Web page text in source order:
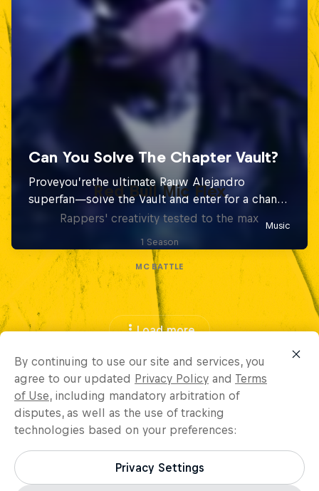
Red Bull Mic Flex
Rappers' creativity tested to the max
1 Season
MC BATTLE
Load more
By continuing to use our site and services, you
agree to our updated Privacy Policy and Terms
of Use, including mandatory arbitration of
disputes, as well as the use of tracking
technologies based on your preferences:
Privacy Settings